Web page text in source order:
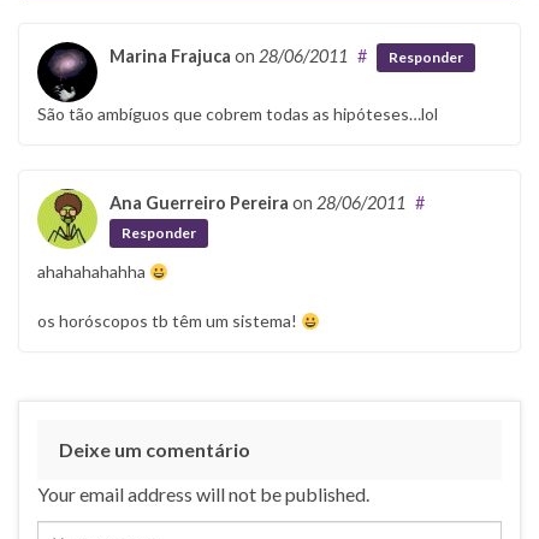
Marina Frajuca on 28/06/2011 # Responder
São tão ambíguos que cobrem todas as hipóteses…lol
Ana Guerreiro Pereira on 28/06/2011 #
Responder
ahahahahahha
os horóscopos tb têm um sistema!
Deixe um comentário
Your email address will not be published.